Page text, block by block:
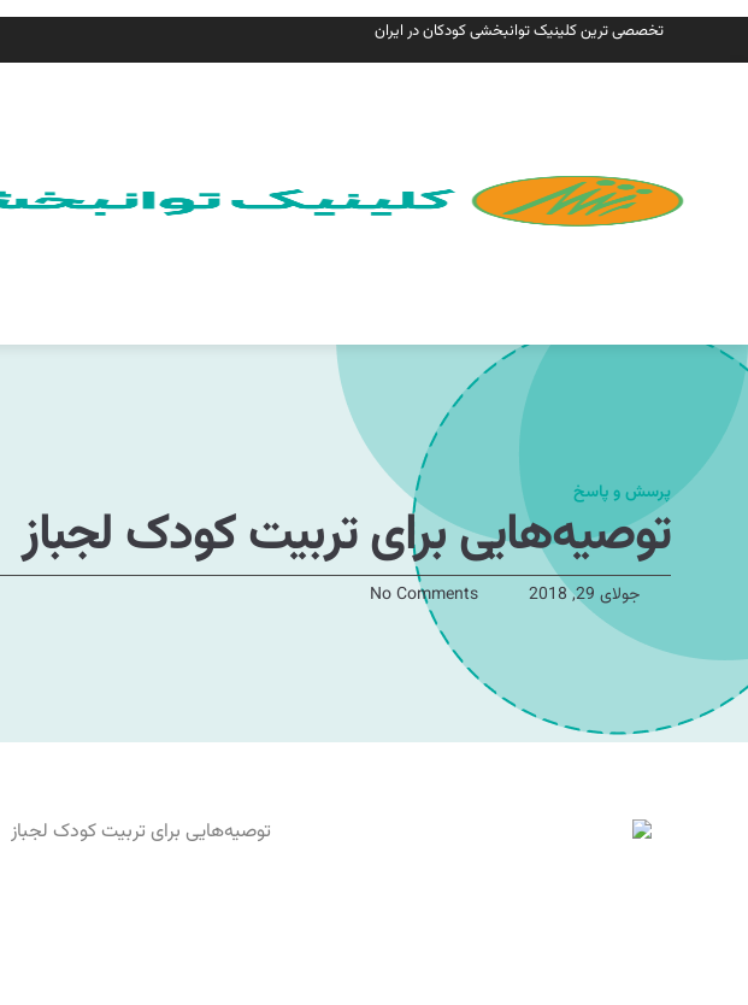
تخصصی ترین کلینیک توانبخشی کودکان در ایران
پرسش و پاسخ
توصیه‌هایی برای تربیت کودک لجباز
جولای 29, 2018 No Comments